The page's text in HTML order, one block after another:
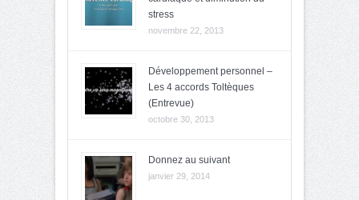
stress
novembre 22, 2013
Développement personnel –
Les 4 accords Toltèques
(Entrevue)
octobre 30, 2013
Donnez au suivant
janvier 29, 2014